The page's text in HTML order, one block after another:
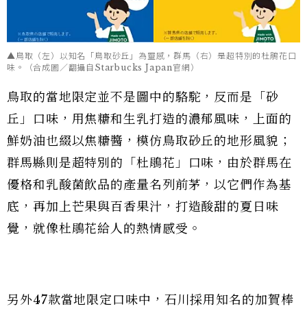
▲鳥取（左）以知名「鳥取砂丘」為靈感，群馬（右）是超特別的杜鵑花口
味。（合成圖／翻攝自Starbucks Japan官網）
鳥取的當地限定並不是圖中的駱駝，反而是「砂
丘」口味，用焦糖和生乳打造的濃郁風味，上面的
鮮奶油也綴以焦糖醬，模仿鳥取砂丘的地形風貌；
群馬縣則是超特別的「杜鵑花」口味，由於群馬在
優格和乳酸菌飲品的產量名列前茅，以它們作為基
底，再加上芒果與百香果汁，打造酸甜的夏日味
覺，就像杜鵑花給人的熱情感受。
另外47款當地限定口味中，石川採用知名的加賀棒